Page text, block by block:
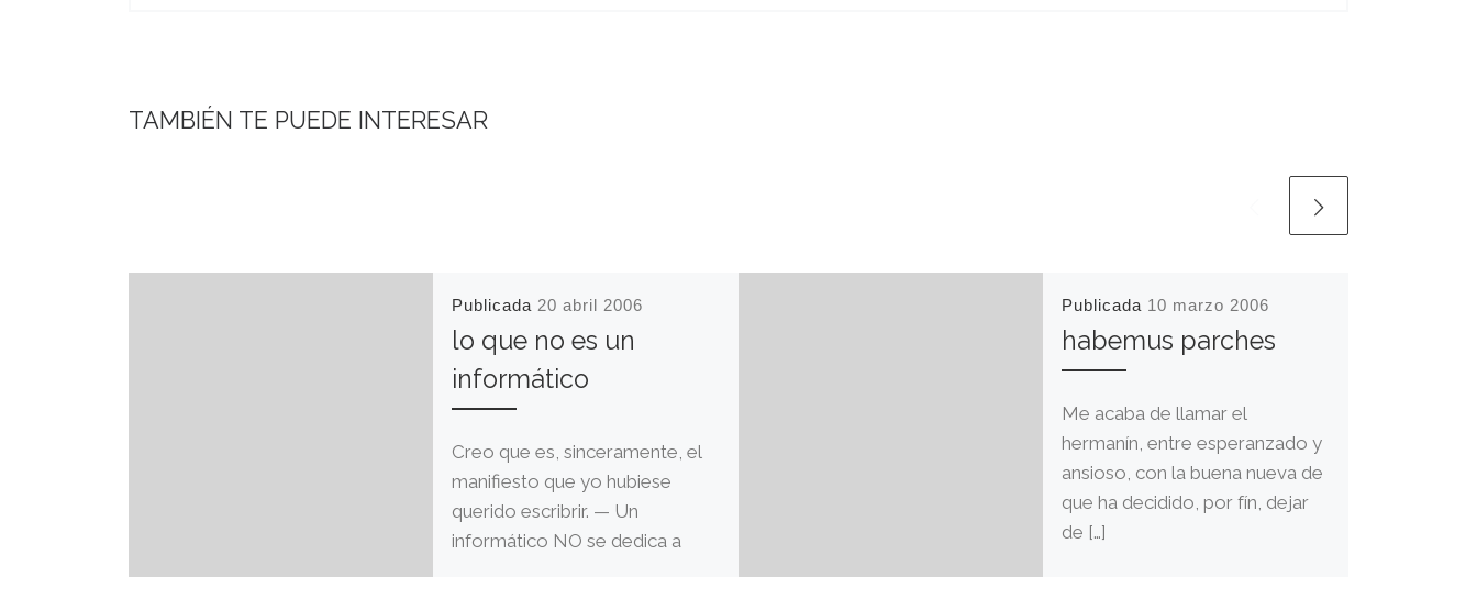
TAMBIÉN TE PUEDE INTERESAR
Publicada 20 abril 2006
lo que no es un
informático
Creo que es, sinceramente, el
manifiesto que yo hubiese
querido escribrir. — Un
informático NO se dedica a
Publicada 10 marzo 2006
habemus parches
Me acaba de llamar el
hermanín, entre esperanzado y
ansioso, con la buena nueva de
que ha decidido, por fín, dejar
de […]